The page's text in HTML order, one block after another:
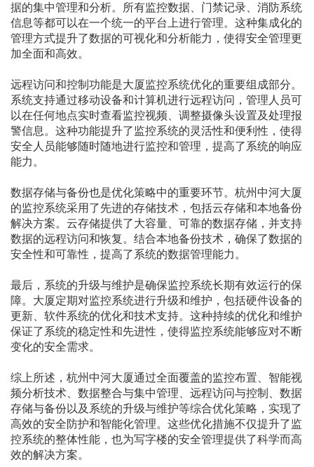
据的集中管理和分析。所有监控数据、门禁记录、消防系统
信息等都可以在一个统一的平台上进行管理。这种集成化的
管理方式提升了数据的可视化和分析能力，使得安全管理更
加全面和高效。
远程访问和控制功能是大厦监控系统优化的重要组成部分。
系统支持通过移动设备和计算机进行远程访问，管理人员可
以在任何地点实时查看监控视频、调整摄像头设置及处理报
警信息。这种功能提升了监控系统的灵活性和便利性，使得
安全人员能够随时随地进行监控和管理，提高了系统的响应
能力。
数据存储与备份也是优化策略中的重要环节。杭州中河大厦
的监控系统采用了先进的存储技术，包括云存储和本地备份
解决方案。云存储提供了大容量、可靠的数据存储，并支持
数据的远程访问和恢复。结合本地备份技术，确保了数据的
安全性和可靠性，提高了系统的数据管理能力。
最后，系统的升级与维护是确保监控系统长期有效运行的保
障。大厦定期对监控系统进行升级和维护，包括硬件设备的
更新、软件系统的优化和技术支持。这种持续的优化和维护
保证了系统的稳定性和先进性，使得监控系统能够应对不断
变化的安全需求。
综上所述，杭州中河大厦通过全面覆盖的监控布置、智能视
频分析技术、数据整合与集中管理、远程访问与控制、数据
存储与备份以及系统的升级与维护等综合优化策略，实现了
高效的安全防护和智能化管理。这些优化措施不仅提升了监
控系统的整体性能，也为写字楼的安全管理提供了科学而高
效的解决方案。